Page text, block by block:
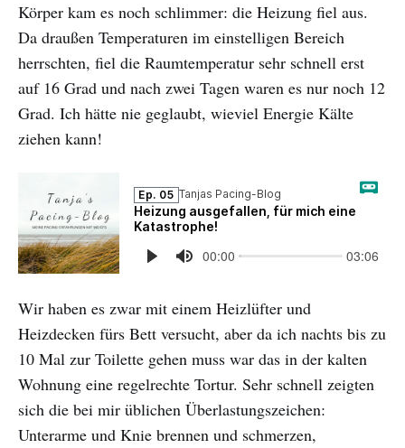
Körper kam es noch schlimmer: die Heizung fiel aus.
Da draußen Temperaturen im einstelligen Bereich
herrschten, fiel die Raumtemperatur sehr schnell erst
auf 16 Grad und nach zwei Tagen waren es nur noch 12
Grad. Ich hätte nie geglaubt, wieviel Energie Kälte
ziehen kann!
Wir haben es zwar mit einem Heizlüfter und
Heizdecken fürs Bett versucht, aber da ich nachts bis zu
10 Mal zur Toilette gehen muss war das in der kalten
Wohnung eine regelrechte Tortur. Sehr schnell zeigten
sich die bei mir üblichen Überlastungszeichen:
Unterarme und Knie brennen und schmerzen,